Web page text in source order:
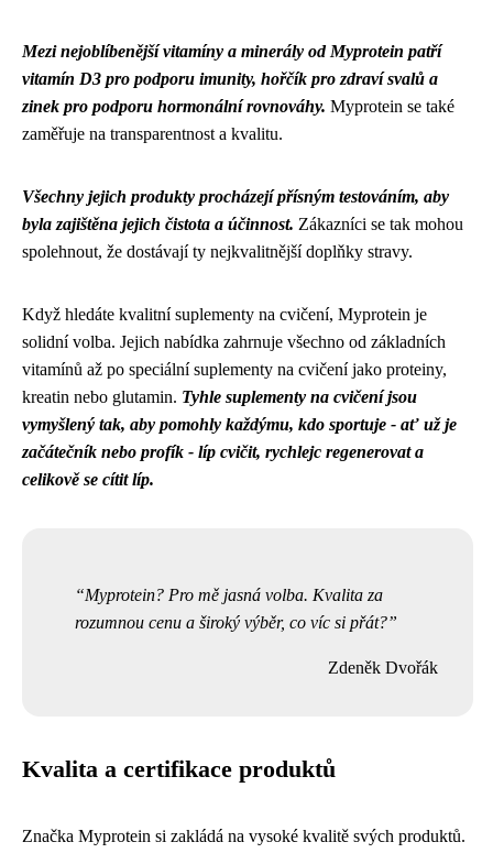
Mezi nejoblíbenější vitamíny a minerály od Myprotein patří
vitamín D3 pro podporu imunity, hořčík pro zdraví svalů a
zinek pro podporu hormonální rovnováhy. Myprotein se také
zaměřuje na transparentnost a kvalitu.
Všechny jejich produkty procházejí přísným testováním, aby
byla zajištěna jejich čistota a účinnost. Zákazníci se tak mohou
spolehnout, že dostávají ty nejkvalitnější doplňky stravy.
Když hledáte kvalitnísuplementy na cvičení, Myprotein je
solidní volba. Jejich nabídka zahrnuje všechno od základních
vitamínů až po speciální suplementy na cvičení jako proteiny,
kreatin nebo glutamin. Tyhle suplementy na cvičení jsou
vymyšlený tak, aby pomohly každýmu, kdo sportuje - ať už je
začátečník nebo profík - líp cvičit, rychlejc regenerovat a
celikově se cítit líp.
Myprotein? Pro mě jasná volba. Kvalita za
rozumnou cenu a široký výběr, co víc si přát?
Zdeněk Dvořák
Kvalita a certifikace produktů
Značka Myprotein si zakládá na vysoké kvalitě svých produktů.